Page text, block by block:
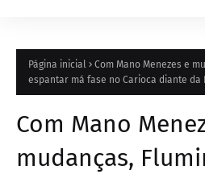
Página inicial
Com Mano Menezes e
espantar má fase no Carioca diante da
Com Mano
mudanças,